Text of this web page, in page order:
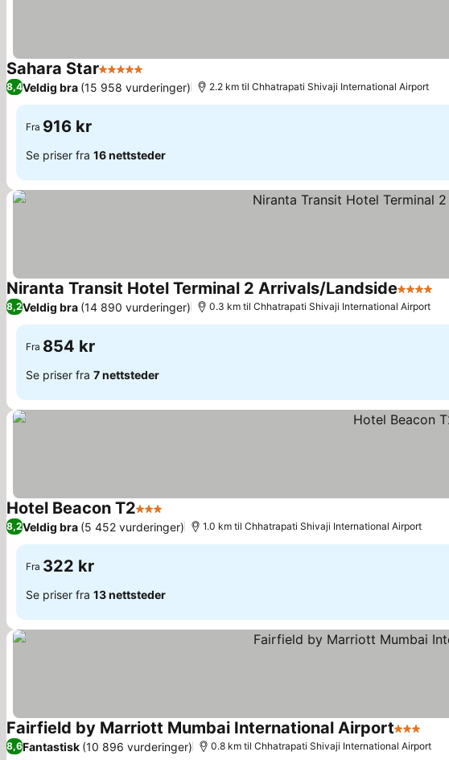
Sahara Star5 Stjerner
8,4Veldig bra (15 958 vurderinger) 2.2 km til Chhatrapati Shivaji International Airport
Fra 916 kr
Se priser fra 16 nettsteder
Niranta Transit Hotel Terminal 2 Arrivals/Landside4 Stjerner
8,2Veldig bra (14 890 vurderinger) 0.3 km til Chhatrapati Shivaji International Airport
Fra 854 kr
Se priser fra 7 nettsteder
Hotel Beacon T23 Stjerner
Se priser
8,2Veldig bra (5 452 vurderinger) 1.0 km til Chhatrapati Shivaji International Airport
Fra 322 kr
Se priser fra 13 nettsteder
Fairfield by Marriott Mumbai International Airport3 Stjerner
8,6Fantastisk (10 896 vurderinger) 0.8 km til Chhatrapati Shivaji International Airport